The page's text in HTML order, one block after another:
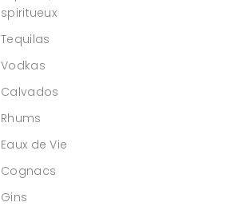
spiritueux
Tequilas
Vodkas
Calvados
Rhums
Eaux de Vie
Cognacs
Gins